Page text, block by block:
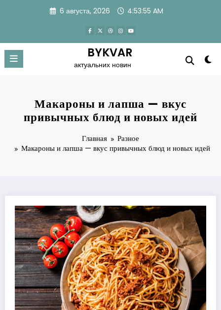
6 августа, 2026 4:53:56 AM
BYKVAR
актуальних новин
Макароны и лапша — вкус
привычных блюд и новых идей
Главная
Разное
Макароны и лапша — вкус привычных блюд и новых идей